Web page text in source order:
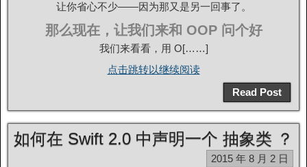
让你省心不少——因为那又是另一回事了。
那么现在，让我们来和 OOP 问个好
我们来看看，用 O[……]
点击跳转以继续阅读
Read Post
如何在 Swift 2.0 中声明一个 抽象类 ？
2015 年 8 月 2 日